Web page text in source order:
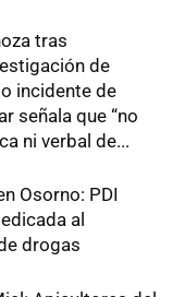
tras
de
incidente de
señala que “no
ni verbal de...
Osorno: PDI
al
drogas